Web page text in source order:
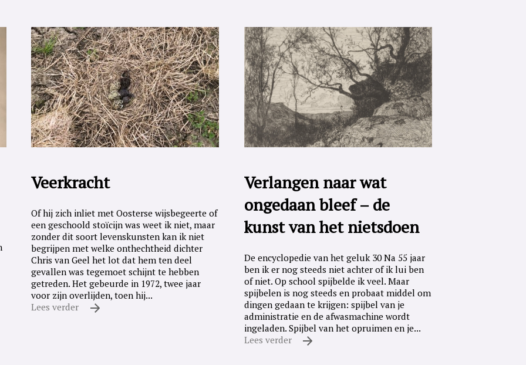
Veerkracht
Of hij zich inliet met Oosterse wijsbegeerte of
een geschoold stoïcijn was weet ik niet, maar
zonder dit soort levenskunsten kan ik niet
begrijpen met welke onthechtheid dichter
Chris van Geel het lot dat hem ten deel
gevallen was tegemoet schijnt te hebben
getreden. Het gebeurde in 1972, twee jaar
voor zijn overlijden, toen hij...
Lees verder
Verlangen naar wat
ongedaan bleef – de
kunst van het nietsdoen
De encyclopedie van het geluk 30 Na 55 jaar
ben ik er nog steeds niet achter of ik lui ben
of niet. Op school spijbelde ik veel. Maar
spijbelen is nog steeds en probaat middel om
dingen gedaan te krijgen: spijbel van je
administratie en de afwasmachine wordt
ingeladen. Spijbel van het opruimen en je...
Lees verder